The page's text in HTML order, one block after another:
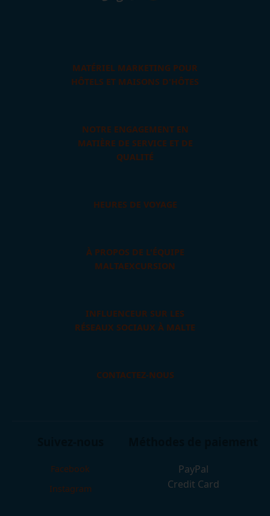
MATÉRIEL MARKETING POUR
HÔTELS ET MAISONS D'HÔTES
NOTRE ENGAGEMENT EN
MATIÈRE DE SERVICE ET DE
QUALITÉ
HEURES DE VOYAGE
À PROPOS DE L'ÉQUIPE
MALTAEXCURSION
INFLUENCEUR SUR LES
RÉSEAUX SOCIAUX À MALTE
CONTACTEZ-NOUS
Facebook
Instagram
PayPal
Credit Card